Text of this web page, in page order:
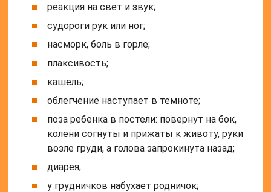
реакция на свет и звук;
судороги рук или ног;
насморк, боль в горле;
плаксивость;
кашель;
облегчение наступает в темноте;
поза ребенка в постели: повернут на бок,
колени согнуты и прижаты к животу, руки
возле груди, а голова запрокинута назад;
диарея;
у грудничков набухает родничок;